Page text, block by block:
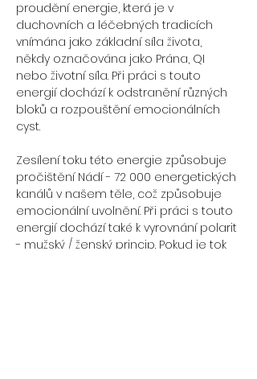
proudění energie, která je v
duchovních a léčebných tradicích
vnímána jako základní síla života,
někdy označována jako Prána, QI
nebo životní síla. Při práci s touto
energií dochází k odstranění různých
bloků a rozpouštění emocionálních
cyst.
Zesílení toku této energie způsobuje
pročištění Nádí - 72 000 energetických
kanálů v našem těle, což způsobuje
emocionální uvolnění. Při práci s touto
energií dochází také k vyrovnání polarit
- mužský / ženský princip. Pokud je tok